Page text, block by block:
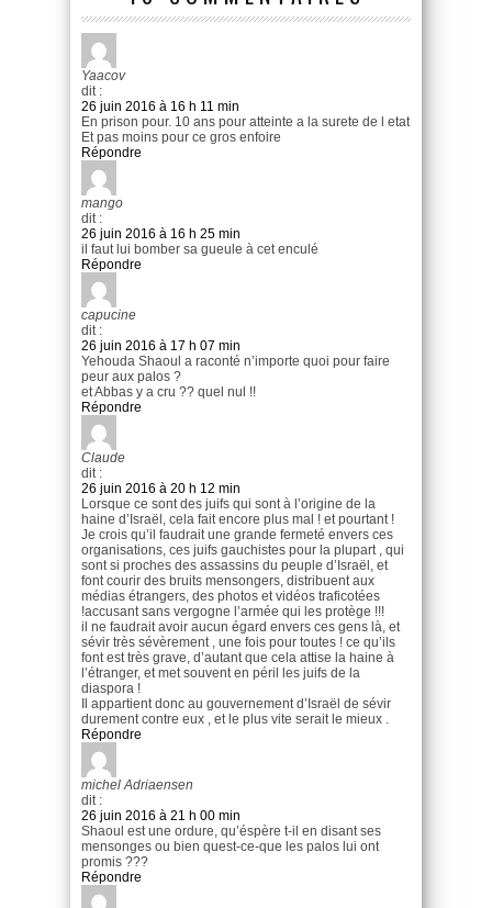
Yaacov
dit :
26 juin 2016 à 16 h 11 min
En prison pour. 10 ans pour atteinte a la surete de l etat
Et pas moins pour ce gros enfoire
Répondre
mango
dit :
26 juin 2016 à 16 h 25 min
il faut lui bomber sa gueule à cet enculé
Répondre
capucine
dit :
26 juin 2016 à 17 h 07 min
Yehouda Shaoul a raconté n’importe quoi pour faire
peur aux palos ?
et Abbas y a cru ?? quel nul !!
Répondre
Claude
dit :
26 juin 2016 à 20 h 12 min
Lorsque ce sont des juifs qui sont à l’origine de la
haine d’Israël, cela fait encore plus mal ! et pourtant !
Je crois qu’il faudrait une grande fermeté envers ces
organisations, ces juifs gauchistes pour la plupart , qui
sont si proches des assassins du peuple d’Israël, et
font courir des bruits mensongers, distribuent aux
médias étrangers, des photos et vidéos traficotées
!accusant sans vergogne l’armée qui les protège !!!
il ne faudrait avoir aucun égard envers ces gens là, et
sévir très sévèrement , une fois pour toutes ! ce qu’ils
font est très grave, d’autant que cela attise la haine à
l’étranger, et met souvent en péril les juifs de la
diaspora !
Il appartient donc au gouvernement d’Israël de sévir
durement contre eux , et le plus vite serait le mieux .
Répondre
michel Adriaensen
dit :
26 juin 2016 à 21 h 00 min
Shaoul est une ordure, qu’éspère t-il en disant ses
mensonges ou bien quest-ce-que les palos lui ont
promis ???
Répondre